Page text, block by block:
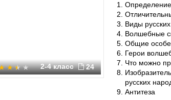
2-4 класс 24
Виды
Волшебные
Общие
Герои
Что можно
русских
Антитеза